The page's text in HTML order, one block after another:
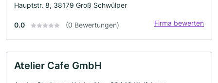
Hauptstr. 8, 38179 Groß Schwülper
0.0 (0 Bewertungen) Firma bewerten
Atelier Cafe GmbH